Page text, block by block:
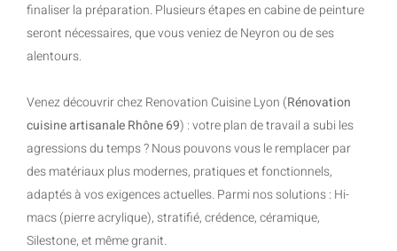
finaliser la préparation. Plusieurs étapes en cabine de peinture
seront nécessaires, que vous veniez de Neyron ou de ses
alentours.
Venez découvrir chez Renovation Cuisine Lyon (Rénovation
cuisine artisanale Rhône 69) : votre plan de travail a subi les
agressions du temps ? Nous pouvons vous le remplacer par
des matériaux plus modernes, pratiques et fonctionnels,
adaptés à vos exigences actuelles. Parmi nos solutions : Hi-
macs (pierre acrylique), stratifié, crédence, céramique,
Silestone, et même granit.